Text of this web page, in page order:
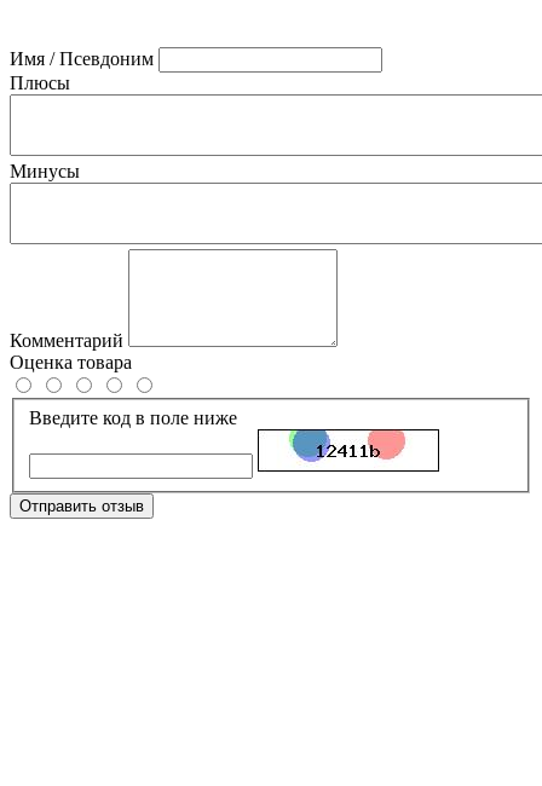
Имя / Псевдоним
Плюсы
Минусы
Комментарий
Оценка товара
Введите код в поле ниже
Отправить отзыв